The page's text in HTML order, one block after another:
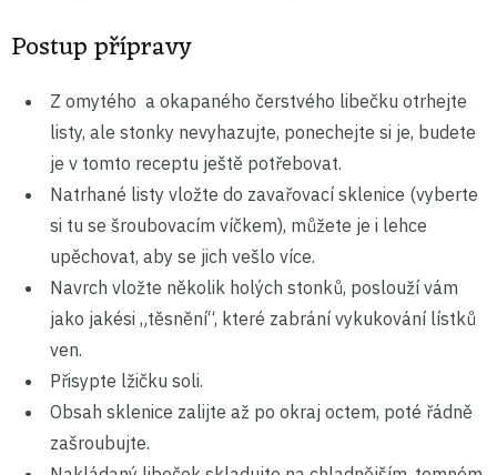
Postup přípravy
Z omytého a okapaného čerstvého libečku otrhejte
listy, ale stonky nevyhazujte, ponechejte si je, budete
je v tomto receptu ještě potřebovat.
Natrhané listy vložte do zavařovací sklenice (vyberte
si tu se šroubovacím víčkem), můžete je i lehce
upěchovat, aby se jich vešlo více.
Navrch vložte několik holých stonků, poslouží vám
jako jakési „těsnění“, které zabrání vykukování lístků
ven.
Přisypte lžičku soli.
Obsah sklenice zalijte až po okraj octem, poté řádně
zašroubujte.